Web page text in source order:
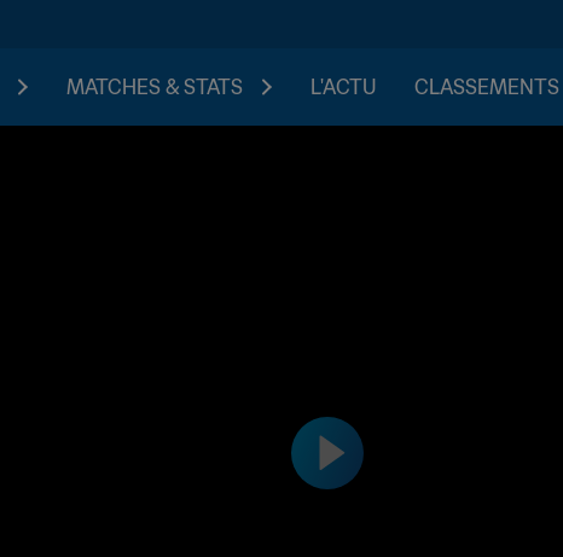
MATCHES & STATS L'ACTU CLASSEMENTS